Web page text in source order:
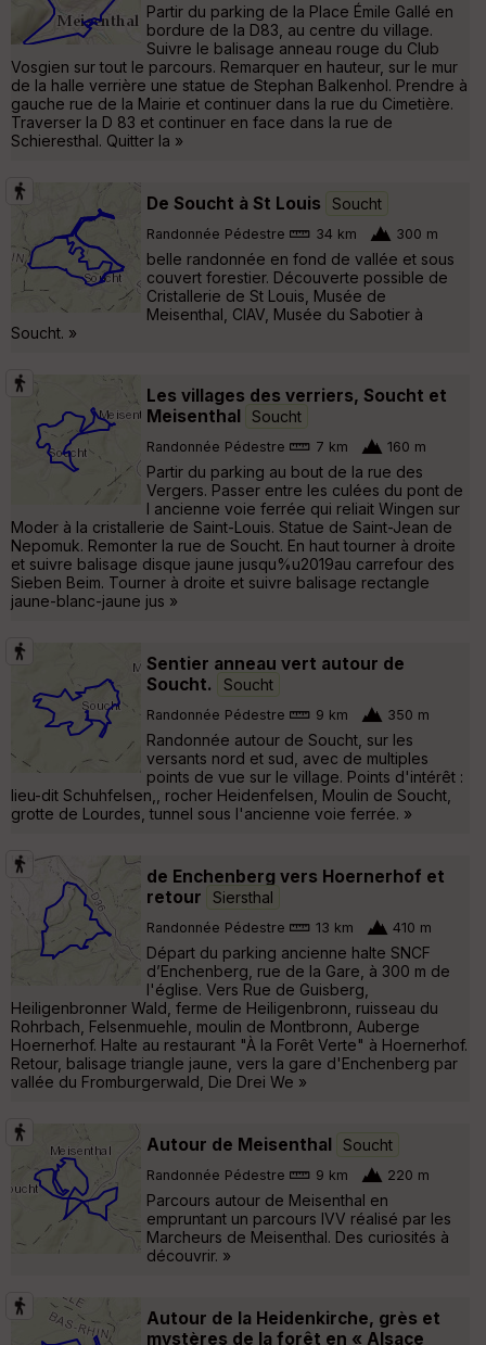
Partir du parking de la Place Émile Gallé en
bordure de la D83, au centre du village.
Suivre le balisage anneau rouge du Club
Vosgien sur tout le parcours. Remarquer en hauteur, sur le mur
de la halle verrière une statue de Stephan Balkenhol. Prendre à
gauche rue de la Mairie et continuer dans la rue du Cimetière.
Traverser la D 83 et continuer en face dans la rue de
Schieresthal. Quitter la »
De Soucht à St Louis Soucht
Randonnée Pédestre 34 km 300 m
belle randonnée en fond de vallée et sous
couvert forestier. Découverte possible de
Cristallerie de St Louis, Musée de
Meisenthal, CIAV, Musée du Sabotier à
Soucht. »
Les villages des verriers, Soucht et
Meisenthal
Soucht
Randonnée Pédestre 7 km 160 m
Partir du parking au bout de la rue des
Vergers. Passer entre les culées du pont de
l ancienne voie ferrée qui reliait Wingen sur
Moder à la cristallerie de Saint-Louis. Statue de Saint-Jean de
Nepomuk. Remonter la rue de Soucht. En haut tourner à droite
et suivre balisage disque jaune jusqu%u2019au carrefour des
Sieben Beim. Tourner à droite et suivre balisage rectangle
jaune-blanc-jaune jus »
Sentier anneau vert autour de
Soucht.
Soucht
Randonnée Pédestre 9 km 350 m
Randonnée autour de Soucht, sur les
versants nord et sud, avec de multiples
points de vue sur le village. Points d'intérêt :
lieu-dit Schuhfelsen,, rocher Heidenfelsen, Moulin de Soucht,
grotte de Lourdes, tunnel sous l'ancienne voie ferrée. »
de Enchenberg vers Hoernerhof et
retour
Siersthal
Randonnée Pédestre 13 km 410 m
Départ du parking ancienne halte SNCF
d’Enchenberg, rue de la Gare, à 300 m de
l'église. Vers Rue de Guisberg,
Heiligenbronner Wald, ferme de Heiligenbronn, ruisseau du
Rohrbach, Felsenmuehle, moulin de Montbronn, Auberge
Hoernerhof. Halte au restaurant "À la Forêt Verte" à Hoernerhof.
Retour, balisage triangle jaune, vers la gare d'Enchenberg par
vallée du Fromburgerwald, Die Drei We »
Autour de Meisenthal Soucht
Randonnée Pédestre 9 km 220 m
Parcours autour de Meisenthal en
empruntant un parcours IVV réalisé par les
Marcheurs de Meisenthal. Des curiosités à
découvrir. »
Autour de la Heidenkirche, grès et
mystères de la forêt en « Alsace